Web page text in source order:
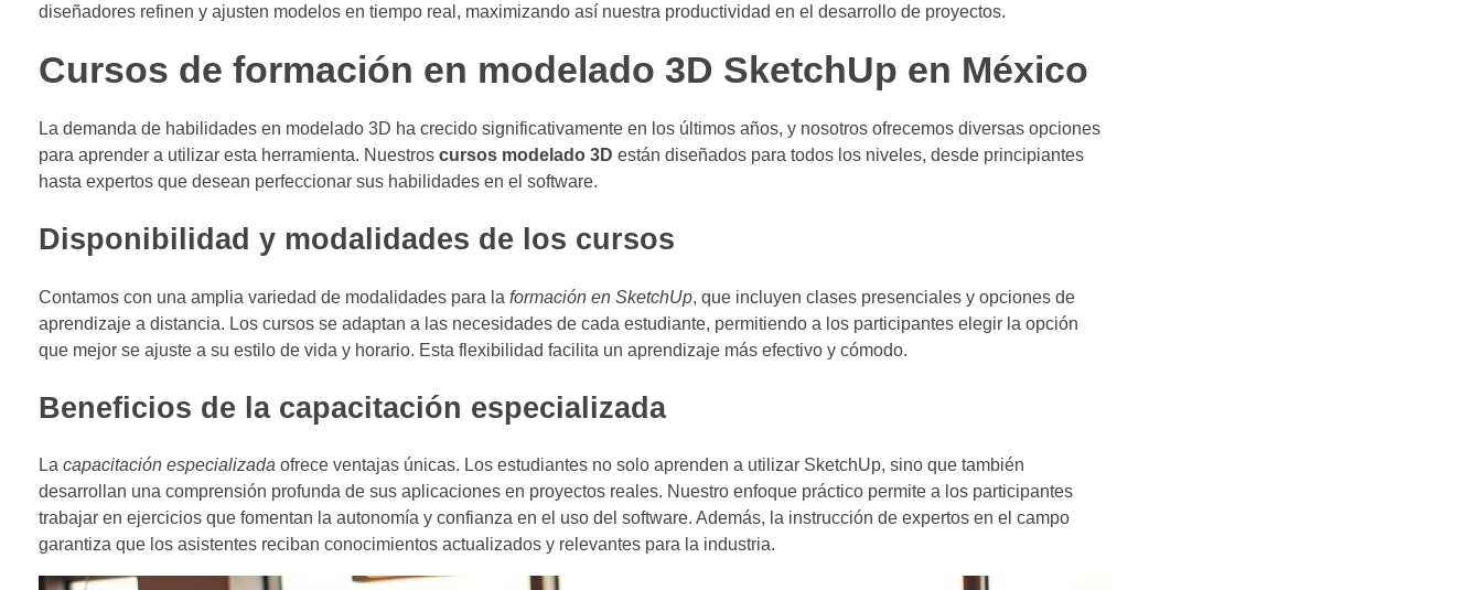
diseñadores refinen y ajusten modelos en tiempo real, maximizando así nuestra productividad en el desarrollo de proyectos.
Cursos de formación en modelado 3D SketchUp en México
La demanda de habilidades en modelado 3D ha crecido significativamente en los últimos años, y nosotros ofrecemos diversas opciones
para aprender a utilizar esta herramienta. Nuestros cursos modelado 3D están diseñados para todos los niveles, desde principiantes
hasta expertos que desean perfeccionar sus habilidades en el software.
Disponibilidad y modalidades de los cursos
Contamos con una amplia variedad de modalidades para la formación en SketchUp, que incluyen clases presenciales y opciones de
aprendizaje a distancia. Los cursos se adaptan a las necesidades de cada estudiante, permitiendo a los participantes elegir la opción
que mejor se ajuste a su estilo de vida y horario. Esta flexibilidad facilita un aprendizaje más efectivo y cómodo.
Beneficios de la capacitación especializada
La capacitación especializada ofrece ventajas únicas. Los estudiantes no solo aprenden a utilizar SketchUp, sino que también
desarrollan una comprensión profunda de sus aplicaciones en proyectos reales. Nuestro enfoque práctico permite a los participantes
trabajar en ejercicios que fomentan la autonomía y confianza en el uso del software. Además, la instrucción de expertos en el campo
garantiza que los asistentes reciban conocimientos actualizados y relevantes para la industria.